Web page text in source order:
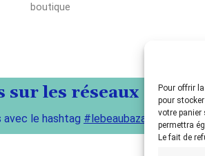
Pour offrir
pour
votre panier
permettra
Le fait de
boutique
les réseaux !
le hashtag #lebeaubazar